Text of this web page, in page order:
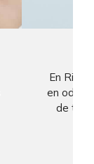
En
en
de tu